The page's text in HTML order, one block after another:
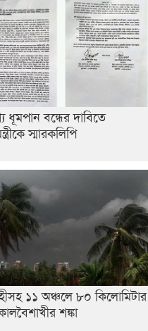
ধূমপান বন্ধের দাবিতে
স্মারকলিপি
১১ অঞ্চলে ৮০ কিলোমিটার
শঙ্কা